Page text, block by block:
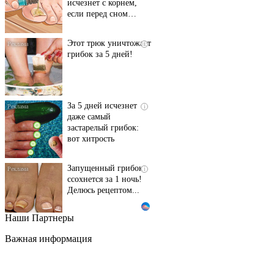
если перед сном…
грибок за 5 дней!
даже самый
застарелый грибок:
вот хитрость
ссохнется за 1 ночь!
Делюсь рецептом...
Этот танец невесты
Пересмотрела 10 раз
Наши Партнеры
Важная информация